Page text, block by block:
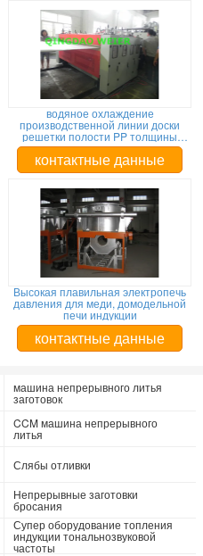
водяное охлаждение
производственной линии доски
решетки полости PP толщины
10mm пластичное
контактные данные
Высокая плавильная электропечь
давления для меди, домодельной
печи индукции
контактные данные
машина непрерывного литья
заготовок
CCM машина непрерывного
литья
Слябы отливки
Непрерывные заготовки
бросания
Супер оборудование топления
индукции тональнозвуковой
частоты